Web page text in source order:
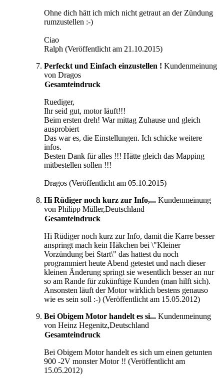
Ohne dich hätt ich mich nicht getraut an der Zündung
rumzustellen :-)
Ciao
Ralph (Veröffentlicht am 21.10.2015)
Perfeckt und Einfach einzustellen ! Kundenmeinung
von Dragos
Gesamteindruck
Ruediger,
Ihr seid gut, motor läuft!!!
Beim ersten dreh! War mittag Zuhause und gleich
ausprobiert
Das war es, die Einstellungen. Ich schicke weitere
infos.
Besten Dank für alles !!! Hätte gleich das Mapping
mitbestellen sollen !!!
Dragos (Veröffentlicht am 05.10.2015)
Hi Rüdiger noch kurz zur Info,... Kundenmeinung
von Philipp Müller,Deutschland
Gesamteindruck
Hi Rüdiger noch kurz zur Info, damit die Karre besser
anspringt mach kein Häkchen bei \"Kleiner
Vorzündung bei Start\" das hattest du noch
programmiert heute Abend getestet und nach dieser
kleinen Änderung springt sie wesentlich besser an nur
so am Rande für zukünftige Kunden (man hilft sich).
Ansonsten läuft der Motor wirklich bestens genauso
wie es sein soll :-) (Veröffentlicht am 15.05.2012)
Bei Obigem Motor handelt es si... Kundenmeinung
von Heinz Hegenitz,Deutschland
Gesamteindruck
Bei Obigem Motor handelt es sich um einen getunten
900 -2V monster Motor !! (Veröffentlicht am
15.05.2012)